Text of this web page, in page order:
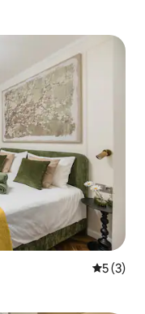
평점 5점
5 (3)